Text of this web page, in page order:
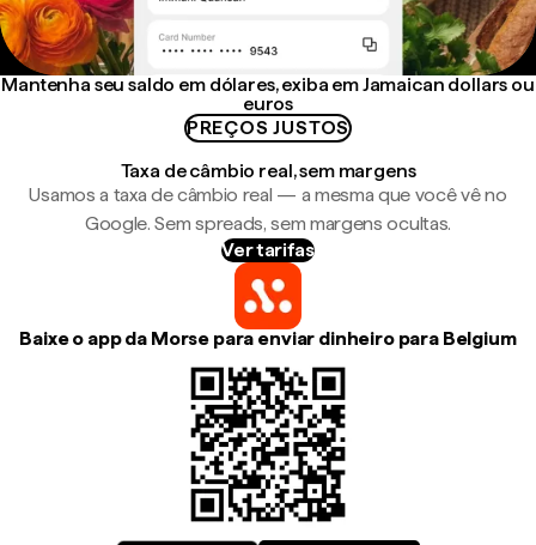
Mantenha seu saldo em dólares, exiba em Jamaican dollars ou
euros
PREÇOS JUSTOS
Taxa de câmbio real, sem margens
Usamos a taxa de câmbio real — a mesma que você vê no
Google. Sem spreads, sem margens ocultas.
Ver tarifas
Baixe o app da Morse para enviar dinheiro para Belgium